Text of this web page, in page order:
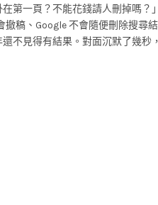
第一頁？不能花錢請人刪掉嗎？
撤稿、Google 不會隨便刪除搜尋
不見得有結果。對面沉默了幾秒